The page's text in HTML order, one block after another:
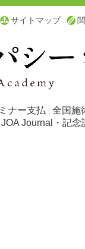
サイトマップ
ナー支払 全国施
JOA Journal・記念